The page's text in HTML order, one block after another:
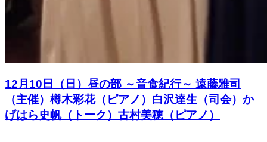
12月10日（日）昼の部 ～音食紀行～ 遠藤雅司
（主催）樽木彩花（ピアノ）白沢達生（司会）か
げはら史帆（トーク）古村美穂（ピアノ）